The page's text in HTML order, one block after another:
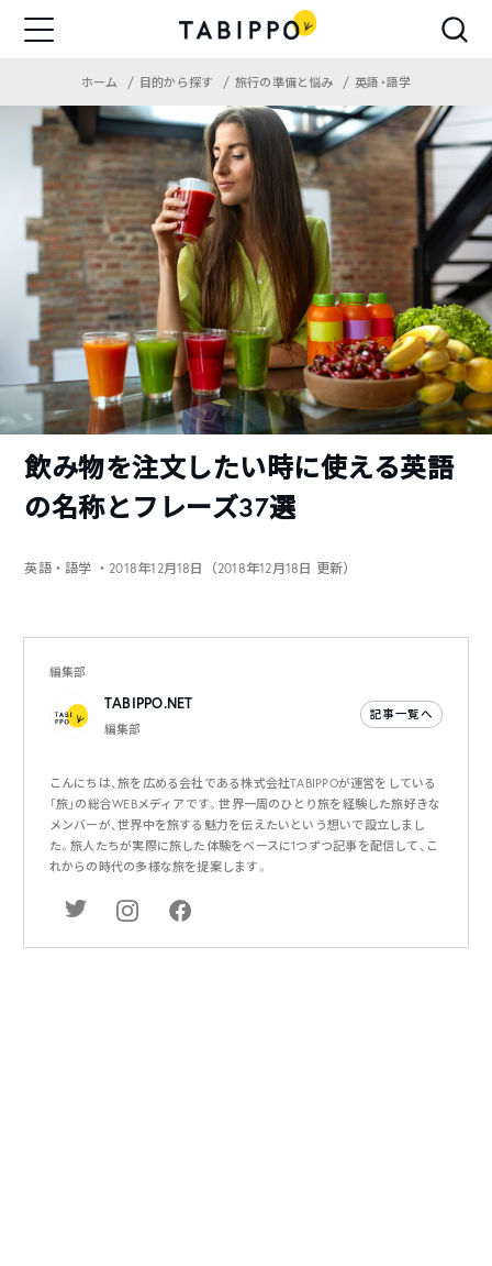
ホーム 目的から探す 旅行の準備と悩み 英語・語学
飲み物を注文したい時に使える英語
の名称とフレーズ37選
英語・語学 ・2018年12月18日（2018年12月18日 更新）
編集部
TABIPPO.NET
編集部
記事一覧へ
こんにちは、旅を広める会社である株式会社TABIPPOが運営をしている
「旅」の総合WEBメディアです。世界一周のひとり旅を経験した旅好きな
メンバーが、世界中を旅する魅力を伝えたいという想いで設立しまし
た。旅人たちが実際に旅した体験をベースに1つずつ記事を配信して、こ
れからの時代の多様な旅を提案します。